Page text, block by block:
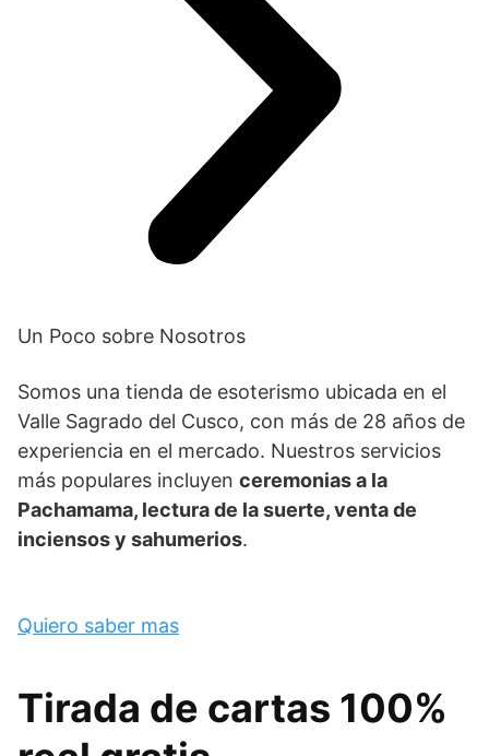
Un Poco sobre Nosotros
Somos una tienda de esoterismo ubicada en el
Valle Sagrado del Cusco, con más de 28 años de
experiencia en el mercado. Nuestros servicios
más populares incluyen ceremonias a la
Pachamama, lectura de la suerte, venta de
inciensos y sahumerios.
Quiero saber mas
Tirada de cartas 100%